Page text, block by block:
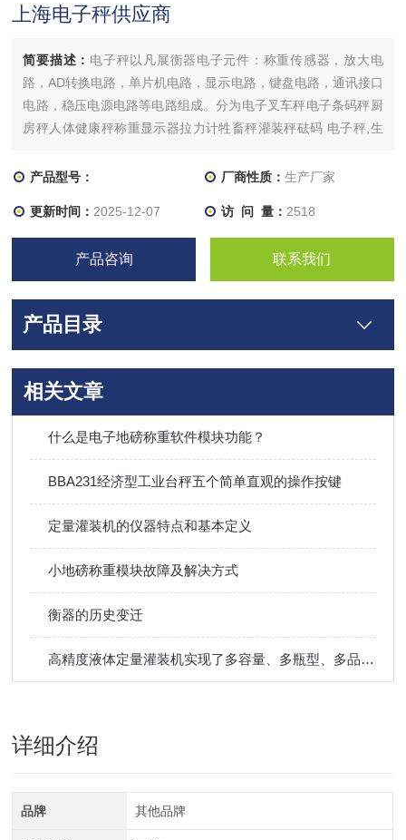
上海电子秤供应商
简要描述： 电子秤以凡展衡器电子元件：称重传感器，放大电
路，AD转换电路，单片机电路，显示电路，键盘电路，通讯接口
电路，稳压电源电路等电路组成。分为电子叉车秤电子条码秤厨
房秤人体健康秤称重显示器拉力计牲畜秤灌装秤砝码 电子秤,生
产品型号：
厂商性质： 生产厂家
更新时间： 2025-12-07 访 问 量： 2518
产品咨询 联系我们
产品目录
相关文章
什么是电子地磅称重软件模块功能？
BBA231经济型工业台秤五个简单直观的操作按键
定量灌装机的仪器特点和基本定义
小地磅称重模块故障及解决方式
衡器的历史变迁
高精度液体定量灌装机实现了多容量、多瓶型、多品种灌装
详细介绍
品牌 其他品牌